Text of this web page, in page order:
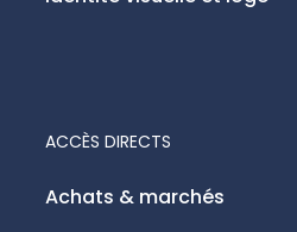
ACCÈS DIRECTS
Achats & marchés